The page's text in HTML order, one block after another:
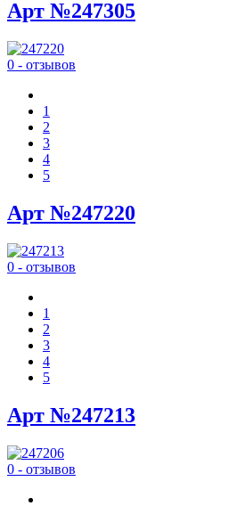
Арт №247305
0 - отзывов
1
2
3
4
5
Арт №247220
0 - отзывов
1
2
3
4
5
Арт №247213
0 - отзывов